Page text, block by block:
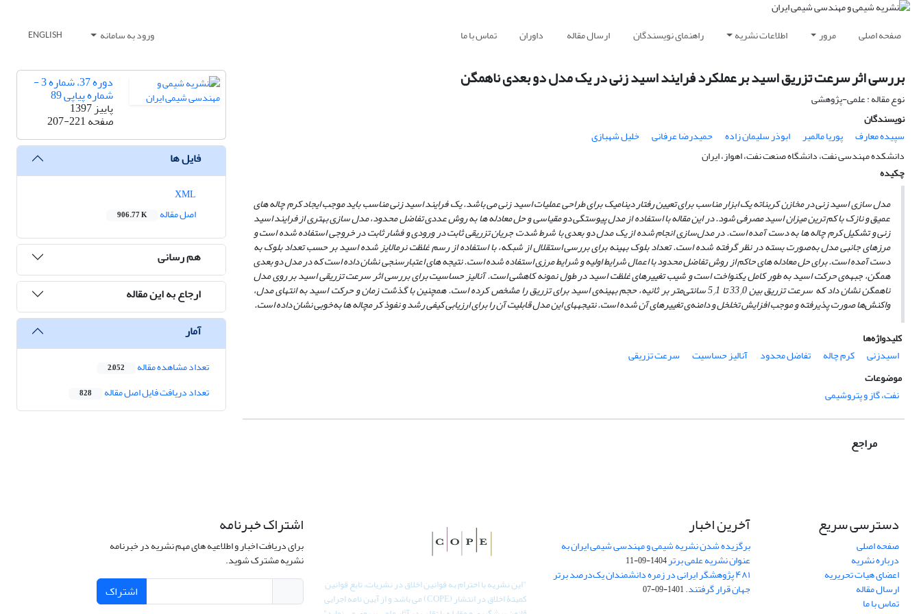
صفحه اصلی مرور اطلاعات نشریه راهنمای نویسندگان ارسال مقاله داوران تماس با ما ورود به سامانه ENGLISH
بررسی اثر سرعت تزریق اسید بر عملکرد فرایند اسید زنی در یک مدل دو بعدی ناهمگن
نوع مقاله : علمی-پژوهشی
نویسندگان
سپیده معارف
پوریا مالمیر ابوذر سلیمان زاده حمیدرضا عرفانی
خلیل شهبازی
دانشکده مهندسی نفت، دانشگاه صنعت نفت، اهواز، ایران
چکیده
مدل‌ سازی اسید زنی در مخازن کربناته یک ابزار مناسب برای تعیین رفتار دینامیک برای طراحی عملیات اسید زنی می باشد. یک فرایند اسید زنی مناسب باید موجب ایجاد کرم­ چاله­ های
عمیق و نازک با کم ترین میزان اسید مصرفی شود. در این مقاله با استفاده از مدل پیوستگی دو مقیاسی و حل معادله­ ها به روش عددی تفاضل محدود، مدل‌ سازی بهتری از فرایند اسید
زنی و تشکیل کرم ­چاله­ ها به ­دست آمده است. در مدل‌سازی انجام شده از یک مدل دو بعدی با شرط شدت جریان تزریقی ثابت در ورودی و فشار ثابت در خروجی استفاده شده است و
مرزهای جانبی مدل به‌صورت بسته در نظر گرفته شده است. تعداد بلوک بهینه برای بررسی استقلال از شبکه، با استفاده از رسم غلظت نرمالایز شده اسید بر حسب تعداد بلوک به
دست آمده است. برای حل معادله­ های حاکم از روش تفاضل محدود با اعمال شرایط اولیه و شرایط مرزی استفاده شده است. نتیجه­ های اعتبارسنجی نشان داده است که در مدل دو بعدی
همگن، جبهه‌ی حرکت اسید به طور کامل یکنواخت است و شیب تغییرهای غلظت اسید در طول نمونه کاهشی است. آنالیز حساسیت برای بررسی اثر سرعت تزریقی اسید بر روی مدل
ناهمگن نشان داد که سرعت تزریق بین 33 /0 تا 5 / 1 سانتی‌متر بر ثانیه، حجم بهینه‌ی اسید برای تزریق را مشخص کرده است. همچنین با گذشت زمان و حرکت اسید به انتهای مدل،
واکنش‌ها صورت پذیرفته و موجب افزایش تخلخل و دامنه‌ی تغییرهای آن شده است. نتیجه­های این مدل قابلیت آن را برای ارزیابی کیفی رشد و نفوذ کر م­چاله­ ها به‌خوبی نشان داده است.
کلیدواژه‌ها
اسیدزنی
کرم چاله تفاضل محدود آنالیز حساسیت
سرعت تزریقی
موضوعات
نفت، گاز و پتروشیمی
مراجع
دوره 37، شماره 3 -
شماره پیاپی 89
پاییز 1397
صفحه207-221
فایل ها
اصل مقاله
906.77 K
هم رسانی
ارجاع به این مقاله
آمار
تعداد مشاهده مقاله 2,052
تعداد دریافت فایل اصل مقاله 828
دسترسی سریع
صفحه اصلی
درباره نشریه
اعضای هیات تحریریه
ارسال مقاله
تماس با ما
آخرین اخبار
برگزیده شدن نشریه شیمی و مهندسی شیمی ایران به
عنوان نشریه علمی برتر1404-09-11
۴۸۱ پژوهشگر ایرانی در زمره دانشمندان یک‌درصد برتر
جهان قرار گرفتند.1401-09-07
"این نشریه با احترام به قوانین اخلاق در نشریات، تابع قوانین
کمیتۀ اخلاق در انتشار (COPE) می باشد و از آیین نامه اجرایی
اشتراک خبرنامه
برای دریافت اخبار و اطلاعیه های مهم نشریه در خبرنامه
نشریه مشترک شوید.
اشتراک